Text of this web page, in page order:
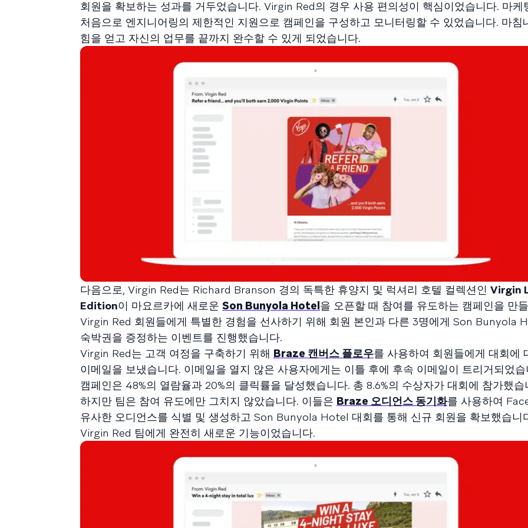
회원을 확보하는 성과를 거두었습니다. Virgin Red의 경우 사용 편의성이 핵심이었습니다. 마케
처음으로 엔지니어링의 제한적인 지원으로 캠페인을 구성하고 모니터링할 수 있었습니다. 마침
힘을 얻고 자신의 업무를 끝까지 완수할 수 있게 되었습니다.
다음으로, Virgin Red는 Richard Branson 경의 독특한 휴양지 및 럭셔리 호텔 컬렉션인 Virgin
Edition이 마요르카에 새로운 Son Bunyola Hotel을 오픈할 때 참여를 유도하는 캠페인을 만
Virgin Red 회원들에게 특별한 경험을 선사하기 위해 회원 본인과 다른 3명에게 Son Bunyola
숙박권을 증정하는 이벤트를 진행했습니다.
Virgin Red는 고객 여정을 구축하기 위해 Braze 캔버스 플로우를 사용하여 회원들에게 대회에
이메일을 보냈습니다. 이메일을 열지 않은 사용자에게는 이틀 후에 후속 이메일이 트리거되었습
캠페인은 48%의 열람율과 20%의 클릭률을 달성했습니다. 총 8.6%의 수상자가 대회에 참가했습
하지만 팀은 참여 유도에만 그치지 않았습니다. 이들은 Braze 오디언스 동기화를 사용하여
유사한 오디언스를 식별 및 생성하고 Son Bunyola Hotel 대회를 통해 신규 회원을 확보했습니
Virgin Red 팀에게 완전히 새로운 기능이었습니다.